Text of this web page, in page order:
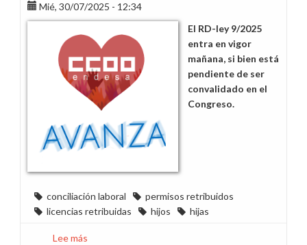
Mié, 30/07/2025 - 12:34
El RD-ley 9/2025
entra en vigor
mañana, si bien está
pendiente de ser
convalidado en el
Congreso.
conciliación laboral
permisos retribuidos
licencias retribuidas
hijos hijas
Lee más